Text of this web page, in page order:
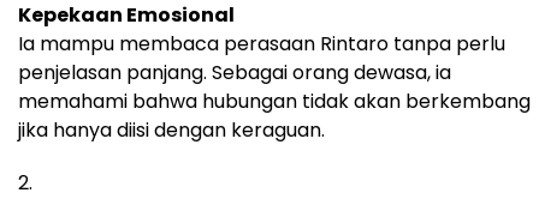
Kepekaan Emosional
Ia mampu membaca perasaan Rintaro tanpa perlu
penjelasan panjang. Sebagai orang dewasa, ia
memahami bahwa hubungan tidak akan berkembang
jika hanya diisi dengan keraguan.